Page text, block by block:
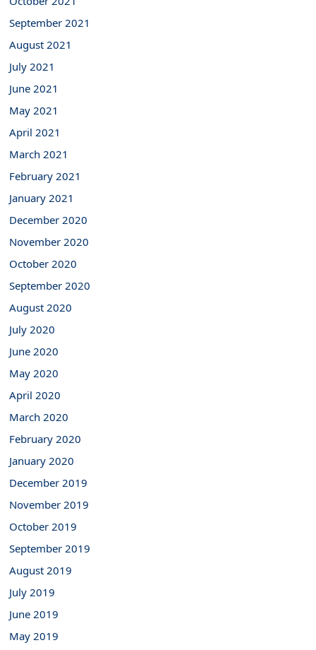
September 2021
August 2021
July 2021
June 2021
May 2021
April 2021
March 2021
February 2021
January 2021
December 2020
November 2020
October 2020
September 2020
August 2020
July 2020
June 2020
May 2020
April 2020
March 2020
February 2020
January 2020
December 2019
November 2019
October 2019
September 2019
August 2019
July 2019
June 2019
May 2019